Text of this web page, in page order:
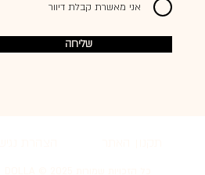
אני מאשרת קבלת דיוור
שליחה